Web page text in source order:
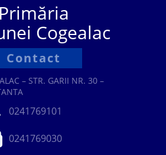
Primăria
Cogealac
Contact
– STR. GARII NR. 30 –
0241769101
0241769030